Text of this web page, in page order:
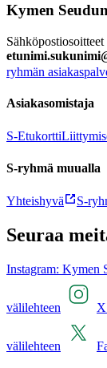
Kymen
ryhmän
Asiakasomistaja
S-Etukortti
S-ryhmä muualla
Yhteishyvä S-
Seuraa
Instagram: Kymen
välilehteen
välilehteen